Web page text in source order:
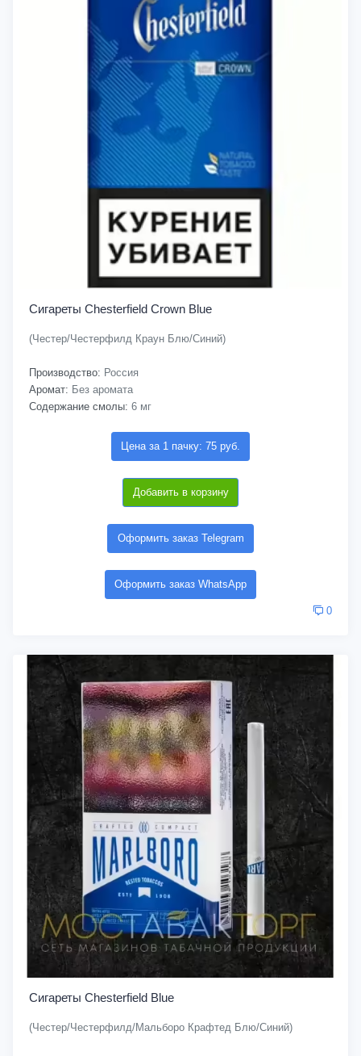
Сигареты Chesterfield Crown Blue
(Честер/Честерфилд Краун Блю/Синий)
Производство: Россия
Аромат: Без аромата
Содержание смолы: 6 мг
Цена за 1 пачку: 75 руб.
Добавить в корзину
Оформить заказ Telegram
Оформить заказ WhatsApp
0
Сигареты Chesterfield Blue
(Честер/Честерфилд/Мальборо Крафтед Блю/Синий)